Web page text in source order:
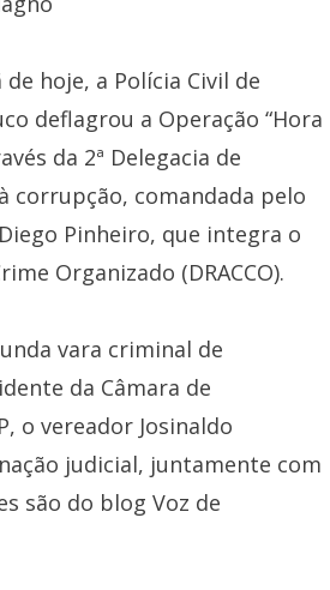
de hoje, a Polícia Civil de
deflagrou a Operação “Hora
da 2ª Delegacia de
corrupção, comandada pelo
Pinheiro, que integra o
Organizado (DRACCO).
vara criminal de
da Câmara de
o vereador Josinaldo
judicial, juntamente com
são do blog Voz de